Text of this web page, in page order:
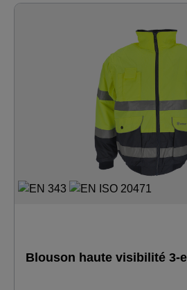
Blouson haute visibilité 3-